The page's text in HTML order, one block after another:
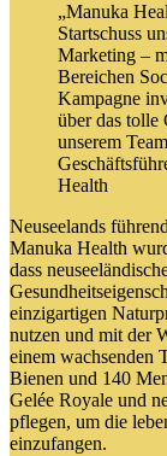
„Manuka
Startschuss
Marketing –
Bereichen
Kampagne
über das tolle
unserem
Health
Neuseelands
Manuka Health
dass
einzigartigen
nutzen und mit der
einem wachsenden
Bienen und 140
Gelée Royale und
pflegen, um die
einzufangen.